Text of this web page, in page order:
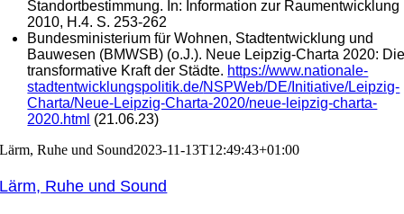
Standortbestimmung. In: Information zur Raumentwicklung
2010, H.4. S. 253-262
Bundesministerium für Wohnen, Stadtentwicklung und
Bauwesen (BMWSB) (o.J.). Neue Leipzig-Charta 2020:
transformative Kraft der Städte. https://www.nationale-
stadtentwicklungspolitik.de/NSPWeb/DE/Initiative/Leipzig-
Charta/Neue-Leipzig-Charta-2020/neue-leipzig-charta-
2020.html (21.06.23)
Lärm, Ruhe und Sound2023-11-13T12:49:43+01:00
Lärm, Ruhe und Sound